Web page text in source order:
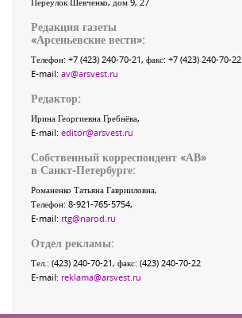
Редакция газеты
«Арсеньевские вести»:
Телефон: +7 (423) 240-70-21, факс: +7 (423) 240-70-22
E-mail: av@arsvest.ru
Редактор:
Ирина Георгиевна Гребнёва,
E-mail: editor@arsvest.ru
Собственный корреспондент «АВ»
в Санкт-Петербурге:
Романенко Татьяна Гаврииловна,
Телефон: 8-921-765-5754,
E-mail: rtg@narod.ru
Отдел рекламы:
Тел.: (423) 240-70-21, факс: (423) 240-70-22
E-mail: reklama@arsvest.ru